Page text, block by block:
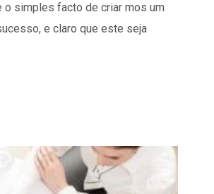
simples facto de criar mos um
e claro que este seja